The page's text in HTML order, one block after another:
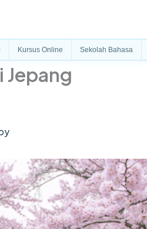
Kursus Online Sekolah Bahasa
Jepang